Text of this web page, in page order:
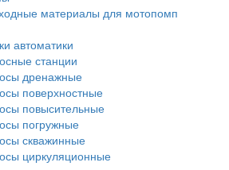
материалы для мотопомп
автоматики
станции
дренажные
поверхностные
повысительные
погружные
скважинные
циркуляционные